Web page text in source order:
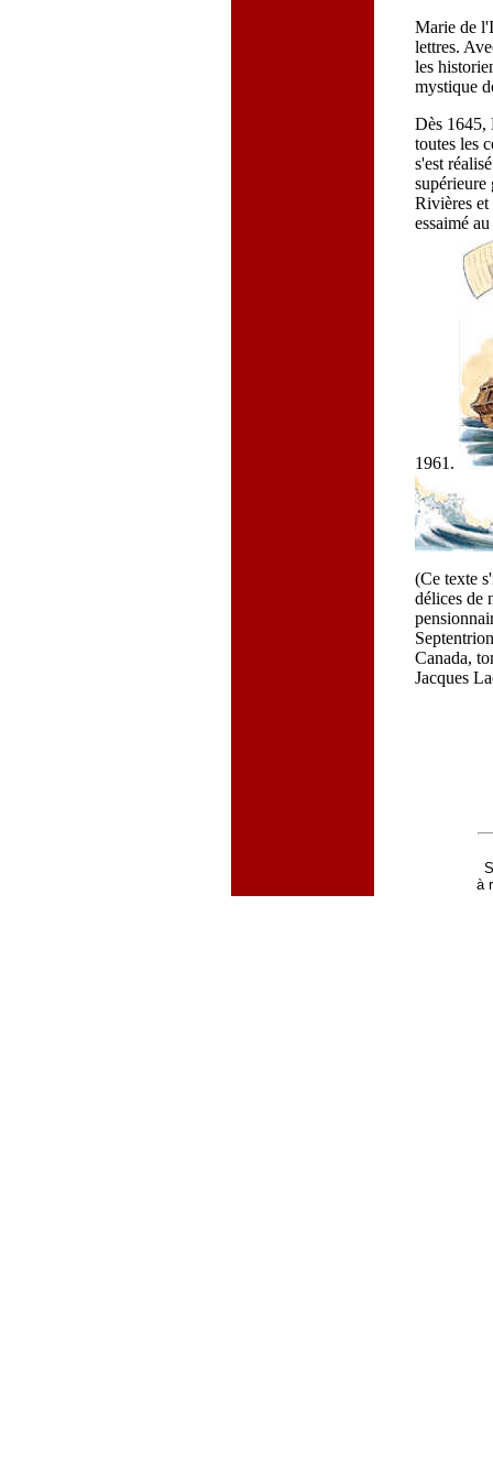
Marie de
lettres.
les
mystique
Dès 1645,
toutes les
s'est
supérieure
Rivières et
essaimé
1961.
(Ce texte
délices de
Canada,
Jacques
à